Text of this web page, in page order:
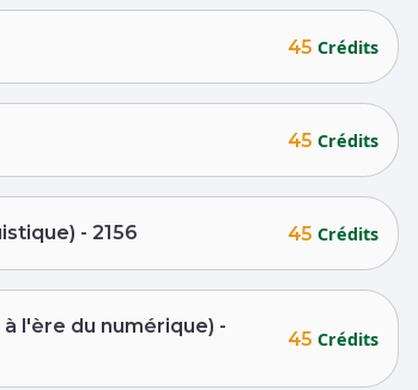
45 Crédits
45 Crédits
- 2156 45 Crédits
l'ère du numérique) -
45 Crédits